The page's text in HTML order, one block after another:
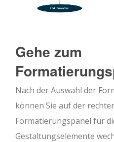
Gehe zum
Nach der Auswahl der
können Sie auf der
Formatierungspanel für
Gestaltungselemente